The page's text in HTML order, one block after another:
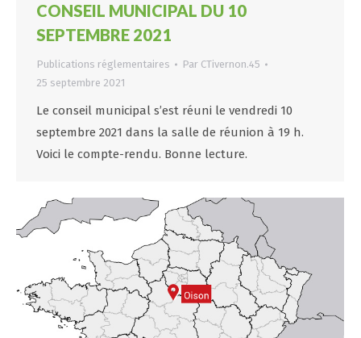
CONSEIL MUNICIPAL DU 10
SEPTEMBRE 2021
Publications réglementaires Par CTivernon.45
25 septembre 2021
Le conseil municipal s’est réuni le vendredi 10
septembre 2021 dans la salle de réunion à 19 h.
Voici le compte-rendu. Bonne lecture.